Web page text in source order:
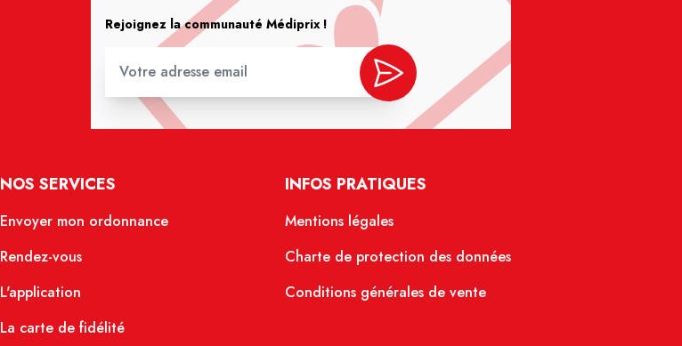
Rejoignez la communauté Médiprix !
NOS SERVICES
Envoyer mon ordonnance
Rendez-vous
L'application
La carte de fidélité
INFOS PRATIQUES
Mentions légales
Charte de protection des données
Conditions générales de vente